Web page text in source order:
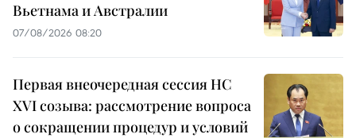
Вьетнама и Австралии
07/08/2026 08:20
Первая внеочередная сессия НС
XVI созыва: рассмотрение вопроса
о сокращении процедур и условий